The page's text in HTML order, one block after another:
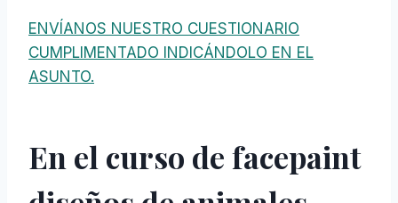
ENVÍANOS NUESTRO CUESTIONARIO
CUMPLIMENTADO INDICÁNDOLO EN EL
ASUNTO.
En el curso de facepaint